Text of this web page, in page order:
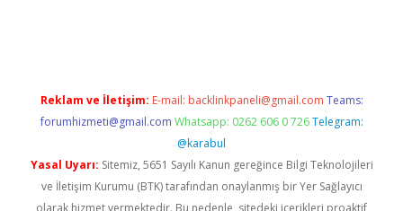
Reklam ve İletişim: E-mail: backlinkpaneli@gmail.com Teams:
forumhizmeti@gmail.com Whatsapp: 0262 606 0 726 Telegram:
@karabul
Yasal Uyarı: Sitemiz, 5651 Sayılı Kanun gereğince Bilgi Teknolojileri
ve İletişim Kurumu (BTK) tarafından onaylanmış bir Yer Sağlayıcı
olarak hizmet vermektedir. Bu nedenle, sitedeki içerikleri proaktif